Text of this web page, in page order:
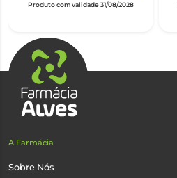
Produto com validade 31/08/2028
A Farmácia
Sobre Nós